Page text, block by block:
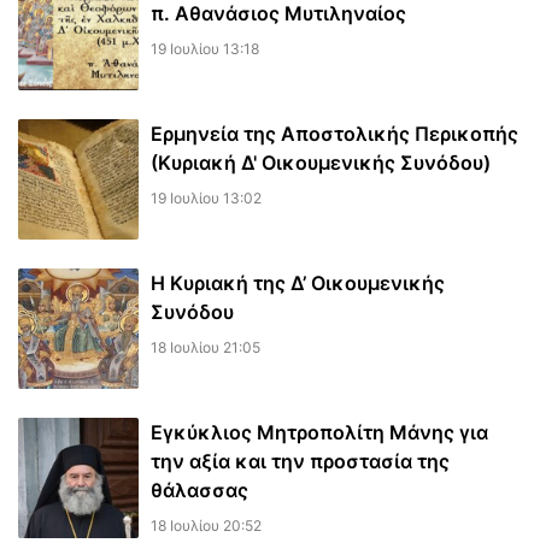
π. Αθανάσιος Μυτιληναίος
19 Ιουλίου 13:18
Ερμηνεία της Αποστολικής Περικοπής
(Κυριακή Δ' Οικουμενικής Συνόδου)
19 Ιουλίου 13:02
Η Κυριακή της Δ’ Οικουμενικής
Συνόδου
18 Ιουλίου 21:05
Εγκύκλιος Μητροπολίτη Μάνης για
την αξία και την προστασία της
θάλασσας
18 Ιουλίου 20:52